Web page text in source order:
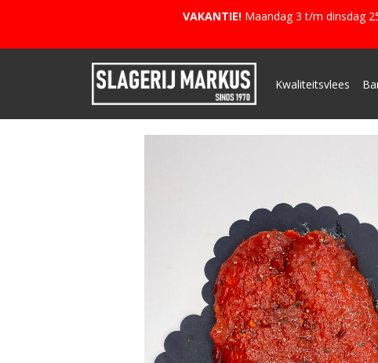
VAKANTIE!Maandag 3 t/m dinsdag
Kwaliteitsvlees